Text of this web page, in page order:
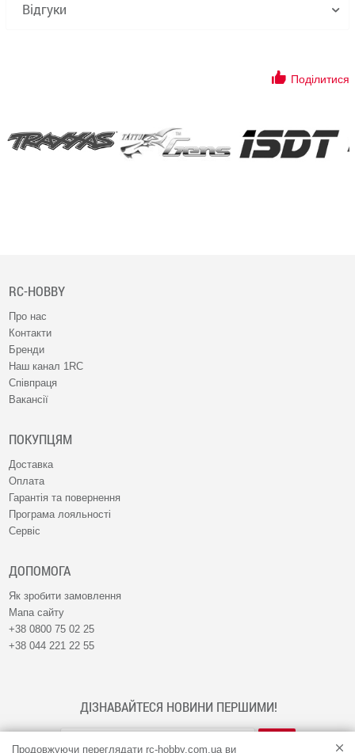
Продовжуючи переглядати rc-hobby.com.ua ви
Відгуки
Поділитися
RC-HOBBY
Про нас
Контакти
Бренди
Наш канал 1RC
Співпраця
Вакансії
ПОКУПЦЯМ
Доставка
Оплата
Гарантія та повернення
Програма лояльності
Сервіс
ДОПОМОГА
Як зробити замовлення
Мапа сайту
+38 0800 75 02 25
+38 044 221 22 55
ДІЗНАВАЙТЕСЯ НОВИНИ ПЕРШИМИ!